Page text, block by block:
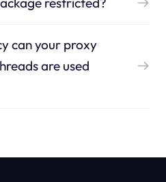
can your proxy
are used